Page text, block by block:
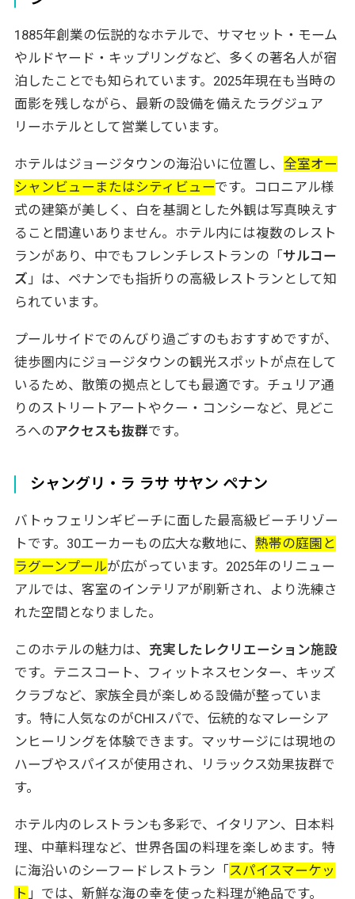
1885年創業の伝説的なホテルで、サマセット・モーム
やルドヤード・キップリングなど、多くの著名人が宿
泊したことでも知られています。2025年現在も当時の
面影を残しながら、最新の設備を備えたラグジュア
リーホテルとして営業しています。
ホテルはジョージタウンの海沿いに位置し、 全室オー
シャンビューまたはシティビューです。コロニアル様
式の建築が美しく、白を基調とした外観は写真映えす
ること間違いありません。ホテル内には複数のレスト
ランがあり、中でもフレンチレストランの「 サルコー
ズ」は、ペナンでも指折りの高級レストランとして知
られています。
プールサイドでのんびり過ごすのもおすすめですが、
徒歩圏内にジョージタウンの観光スポットが点在して
いるため、散策の拠点としても最適です。チュリア通
りのストリートアートやクー・コンシーなど、見どこ
ろへのアクセスも抜群です。
シャングリ・ラ ラサ サヤン ペナン
バトゥフェリンギビーチに面した最高級ビーチリゾー
トです。30エーカーもの広大な敷地に、 熱帯の庭園と
ラグーンプールが広がっています。2025年のリニュー
アルでは、客室のインテリアが刷新され、より洗練さ
れた空間となりました。
このホテルの魅力は、 充実したレクリエーション施設
です。テニスコート、フィットネスセンター、キッズ
クラブなど、家族全員が楽しめる設備が整っていま
す。特に人気なのがCHIスパで、伝統的なマレーシア
ンヒーリングを体験できます。マッサージには現地の
ハーブやスパイスが使用され、リラックス効果抜群で
す。
ホテル内のレストランも多彩で、イタリアン、日本料
理、中華料理など、世界各国の料理を楽しめます。特
に海沿いのシーフードレストラン「 スパイスマーケッ
ト 」では、新鮮な海の幸を使った料理が絶品です。